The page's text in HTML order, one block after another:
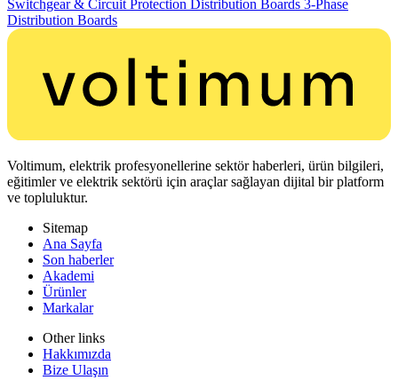
Switchgear & Circuit Protection Distribution Boards 3-Phase
Distribution Boards
Voltimum, elektrik profesyonellerine sektör haberleri, ürün bilgileri,
eğitimler ve elektrik sektörü için araçlar sağlayan dijital bir platform
ve topluluktur.
Sitemap
Ana Sayfa
Son haberler
Akademi
Ürünler
Markalar
Other links
Hakkımızda
Bize Ulaşın